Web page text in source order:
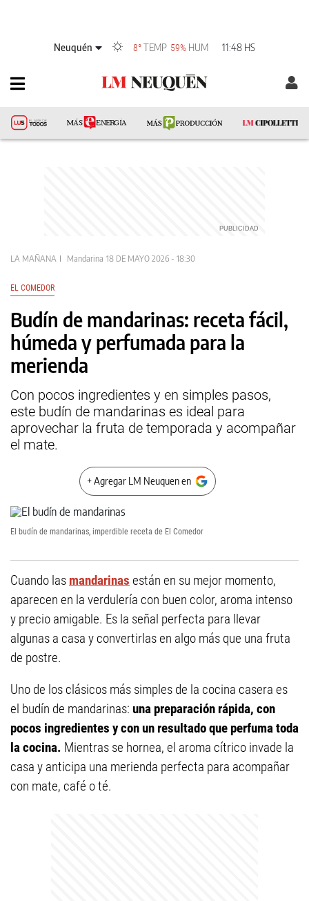
Neuquén 8°TEMP 59% HUM 11:48 HS
LA MAÑANA Mandarina 18 DE MAYO 2026 - 18:30
EL COMEDOR
Budín de mandarinas: receta fácil,
húmeda y perfumada para la
merienda
Con pocos ingredientes y en simples pasos,
este budín de mandarinas es ideal para
aprovechar la fruta de temporada y acompañar
el mate.
+ Agregar LM Neuquen en
El budín de mandarinas, imperdible receta de El Comedor
Cuando las mandarinas están en su mejor momento,
aparecen en la verdulería con buen color, aroma intenso
y precio amigable. Es la señal perfecta para llevar
algunas a casa y convertirlas en algo más que una fruta
de postre.
Uno de los clásicos más simples de la cocina casera es
el budín de mandarinas: una preparación rápida, con
pocos ingredientes y con un resultado que perfuma toda
la cocina. Mientras se hornea, el aroma cítrico invade la
casa y anticipa una merienda perfecta para acompañar
con mate, café o té.